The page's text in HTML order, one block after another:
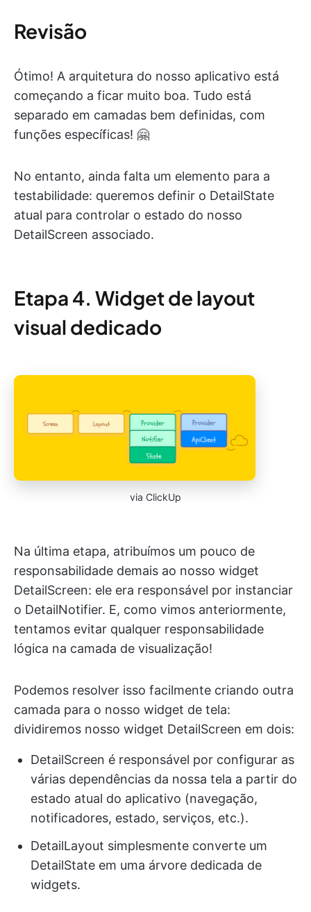
Revisão
Ótimo! A arquitetura do nosso aplicativo está
começando a ficar muito boa. Tudo está
separado em camadas bem definidas, com
funções específicas! 🤗
No entanto, ainda falta um elemento para a
testabilidade: queremos definir o DetailState
atual para controlar o estado do nosso
DetailScreen associado.
Etapa 4. Widget de layout
visual dedicado
via ClickUp
Na última etapa, atribuímos um pouco de
responsabilidade demais ao nosso widget
DetailScreen: ele era responsável por instanciar
o DetailNotifier. E, como vimos anteriormente,
tentamos evitar qualquer responsabilidade
lógica na camada de visualização!
Podemos resolver isso facilmente criando outra
camada para o nosso widget de tela:
dividiremos nosso widget DetailScreen em dois:
DetailScreen é responsável por configurar as
várias dependências da nossa tela a partir do
estado atual do aplicativo (navegação,
notificadores, estado, serviços, etc.).
DetailLayout simplesmente converte um
DetailState em uma árvore dedicada de
widgets.